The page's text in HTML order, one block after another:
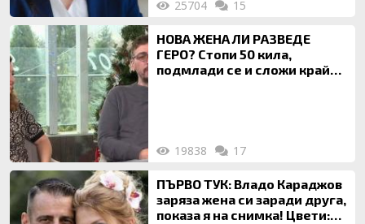
25704 15
НОВА ЖЕНА ЛИ РАЗВЕДЕ
ГЕРО? Стопи 50 кила,
подмлади се и сложи край
19838 17
ПЪРВО ТУК: Владо Караджов
заряза жена си заради друга,
показа я на снимка! Цвети: